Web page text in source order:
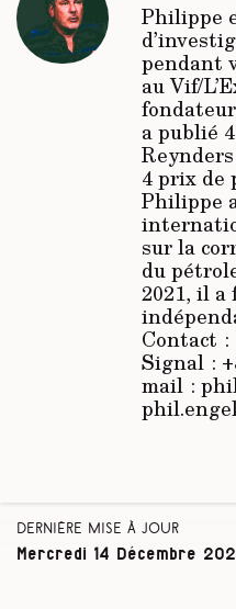
Philippe
pendant
auVif/
a publié
4 prix de
Philippe
sur la
du
2021, il a
Contact :
Signal :
mail :
Dernière mise à jour
Mercredi 14 Décembre